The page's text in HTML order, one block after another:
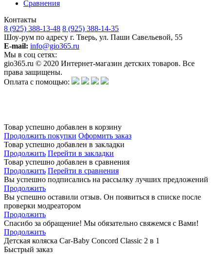
Сравнения
Контакты
8 (925) 388-13-48 8 (925) 388-14-35
Шоу-рум по адресу г. Тверь, ул. Паши Савельевой, 55
E-mail: info@gio365.ru
Мы в соц сетях:
gio365.ru © 2020 Интернет-магазин детских товаров. Все
права защищены.
Оплата с помощью:
Товар успешно добавлен в корзину
Продолжить покупки Оформить заказ
Товар успешно добавлен в закладки
Продолжить Перейти в закладки
Товар успешно добавлен в сравнения
Продолжить Перейти в сравнения
Вы успешно подписались на рассылку лучших предложений
Продолжить
Вы успешно оставили отзыв. Он появиться в списке после
проверки модреатором
Продолжить
Спасибо за обращение! Мы обязательно свяжемся с Вами!
Продолжить
Детская коляска Car-Baby Concord Classiс 2 в 1
Быстрый заказ